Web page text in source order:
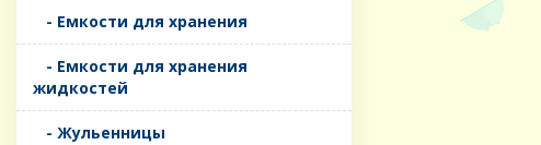
- Емкости для хранения
- Емкости для хранения
жидкостей
- Жульенницы